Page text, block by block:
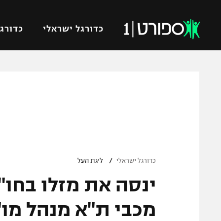
כדורגל ישראלי
ברחבה
"מעל הליגה" – פודקאסט
"מחצית בשכונה" – פודקאסט
מכבי
בית"ר
כדורגל ישראלי / ליגת העל
ינסה את מזלו
מכבי ת"א מנהל